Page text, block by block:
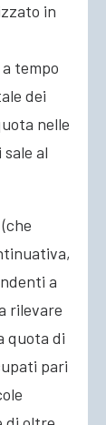
in
tempo
dei
nelle
al
a
rilevare
quota di
pari